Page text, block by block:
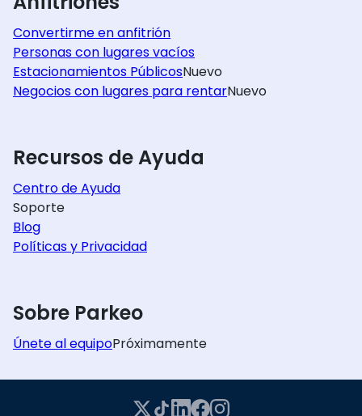
Convertirme en anfitrión
Personas con lugares vacíos
Estacionamientos PúblicosNuevo
Negocios con lugares para rentarNuevo
Recursos de Ayuda
Centro de Ayuda
Soporte
Blog
Políticas y Privacidad
Sobre Parkeo
Únete al equipoPróximamente